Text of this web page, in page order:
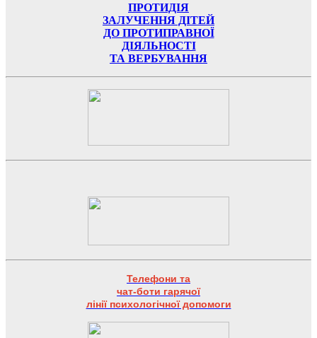
ПРОТИДІЯ
ЗАЛУЧЕННЯ ДІТЕЙ
ДО ПРОТИПРАВНОЇ
ДІЯЛЬНОСТІ
ТА ВЕРБУВАННЯ
Телефони та
чат-боти гарячої
лінії психологічної допомоги